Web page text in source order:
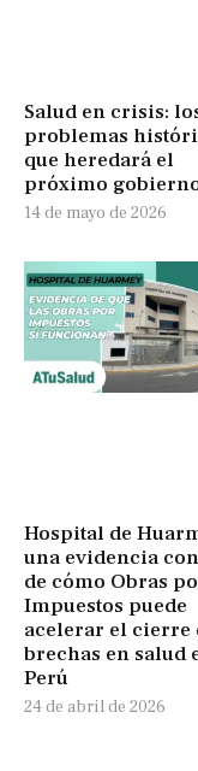
Salud en crisis:
problemas
que heredará el
próximo
14 de mayo de 2026
Hospital de
una evidencia
de cómo Obras
Impuestos puede
acelerar el cierre
brechas en salud
Perú
24 de abril de 2026